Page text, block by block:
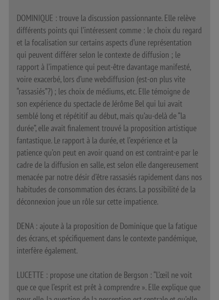
DOMINIQUE : trouve la discussion passionnante. Elle relève
différents points qui l’intéressent comme : le choix du regard
et la focalisation sur certains aspects d’une représentation
qui peuvent différer selon le contexte de diffusion ; le
rapport à l’impatience qui peut-être davantage manifesté,
voire exacerbé, lors d’une webdiffusion (est-on plus vite
“rassasiés”?) ; les choix de médiums, etc. Elle témoigne de
son expérience du spectacle de Jérôme Bel qui lui avait
semblé long et répétitif au début, mais qu’au-delà de “la
durée”, elle avait finalement trouvé la proposition artistique
fantastique. Le rapport à la durée, et l’expérience et la
patience qu’on peut en avoir quand on est contraint·e par le
cadre de la diffusion en salle, est selon elle dangereusement
menacée par notre désir d’être rassasiés rapidement dans nos
habitudes de consommation des écrans. La possibilité de la
déconnexion joue un rôle sur cette impatience.
DENA : ajoute à la proposition de Dominique que la fatigue
des écrans, et spécifiquement dans le contexte pandémique,
interfère également.
LUCETTE : propose une citation de Bergson : “L’œil ne voit
que ce que l’esprit est prêt à comprendre ». Elle explique que